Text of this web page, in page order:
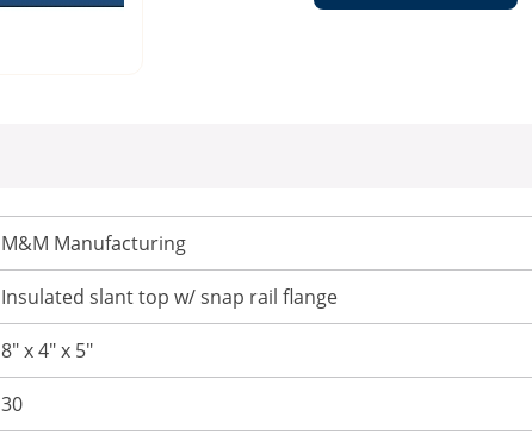
M&M Manufacturing
Insulated slant top w/ snap rail flange
8" x 4" x 5"
30